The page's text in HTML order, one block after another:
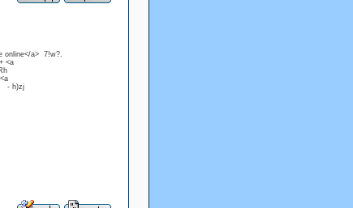
online</a> 7!w?.
<a
- h)zj